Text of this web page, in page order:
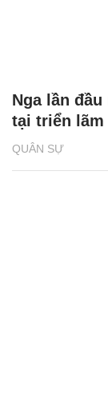
QUÂN SỰ
Nga lần
tại triển lãm